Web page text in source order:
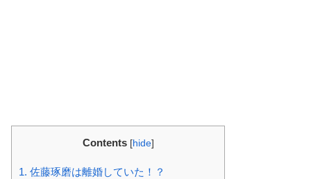
Contents [hide]
1. 佐藤琢磨は離婚していた！？